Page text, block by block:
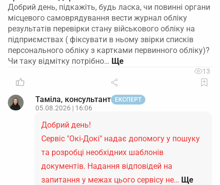
Добрий день, підкажіть, будь ласка, чи повинні органи
місцевого самоврядування вести журнал обліку
результатів перевірки стану військового обліку на
підприємствах ( фіксувати в ньому звірки списків
персонального обліку з картками первинного обліку)?
Чи таку відмітку потрібно…
13
Таміла, консультант ЕКСПЕРТ
05.08.2026 | 16:06
Добрий день!
Сервіс "Окі-Докі" надає допомогу у пошуку
та розробці необхідних шаблонів
документів. Надання відповідей на
запитання у межах цього сервісу не… Ще